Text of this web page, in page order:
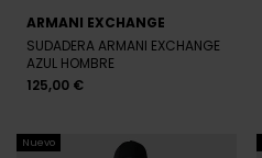
ARMANI EXCHANGE
SUDADERA ARMANI EXCHANGE
AZUL HOMBRE
125,00 €
Nuevo